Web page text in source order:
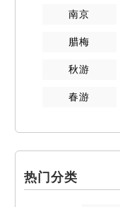
南京
腊梅
秋游
春游
热门分类